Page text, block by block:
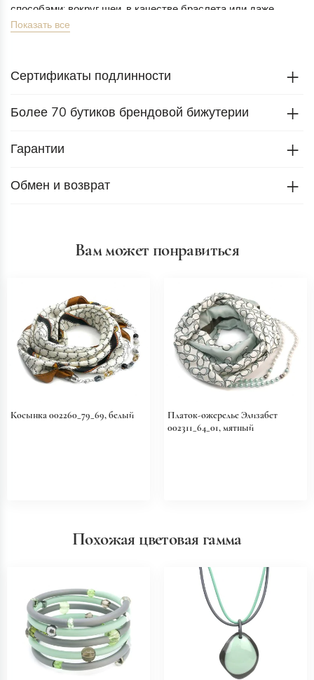
способами: вокруг шеи, в качестве браслета или даже
пояса.
Показать все
Сертификаты подлинности
Более 70 бутиков брендовой бижутерии
Гарантии
Обмен и возврат
Вам может понравиться
Косынка 002260_79_69, белый
Платок-ожерелье Элизабет
002311_64_01, мятный
Похожая цветовая гамма